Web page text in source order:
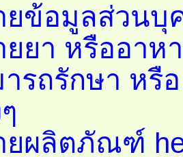
ยข้อมูลส่วนบุ
ยยา หรืออาห
รถรักษา หรื
ยผลิตภัณฑ์